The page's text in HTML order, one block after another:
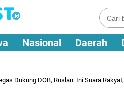
Nasional Daerah
Dukung DOB, Ruslan: Ini Suara